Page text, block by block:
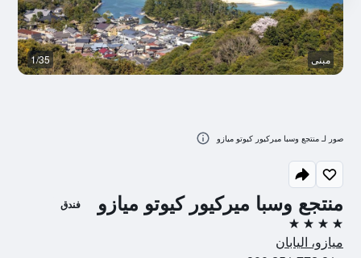
منتجع وسبا ميركيور كيوتو ميازو فندق
4 نجوم
ميازو، اليابان
مبنى 1/35
صور لـ منتجع وسبا ميركيور كيوتو ميازو